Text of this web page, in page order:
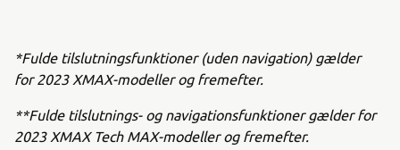
*Fulde tilslutningsfunktioner (uden navigation) gælder
for 2023 XMAX-modeller og fremefter.
**Fulde tilslutnings- og navigationsfunktioner gælder for
2023 XMAX Tech MAX-modeller og fremefter.